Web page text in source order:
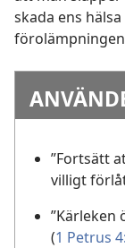
skada ens
”Fortsätt
villigt
”Kärleken
(1 Petrus